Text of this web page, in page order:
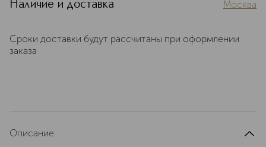
Наличие и доставка Москва
Сроки доставки будут рассчитаны при оформлении
заказа
Описание